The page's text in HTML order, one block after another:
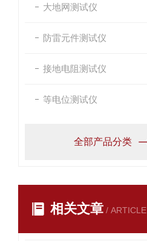
大地网测试仪
防雷元件测试仪
接地电阻测试仪
等电位测试仪
全部产品分类
相关文章 / ARTICLE